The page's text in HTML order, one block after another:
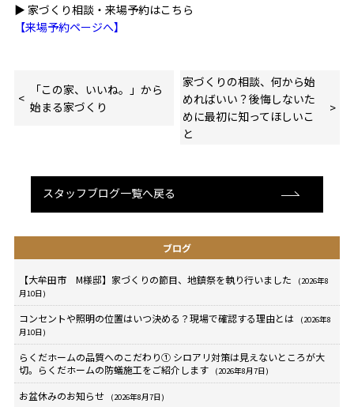
▶ 家づくり相談・来場予約はこちら
【来場予約ページへ】
「この家、いいね。」から
始まる家づくり
家づくりの相談、何から始
めればいい？後悔しないた
めに最初に知ってほしいこ
と
スタッフブログ一覧へ戻る
ブログ
【大牟田市 M様邸】家づくりの節目、地鎮祭を執り行いました
(2026年8
月10日)
コンセントや照明の位置はいつ決める？現場で確認する理由とは
(2026年8
月10日)
らくだホームの品質へのこだわり① シロアリ対策は見えないところが大
切。らくだホームの防蟻施工をご紹介します
(2026年8月7日)
お盆休みのお知らせ (2026年8月7日)